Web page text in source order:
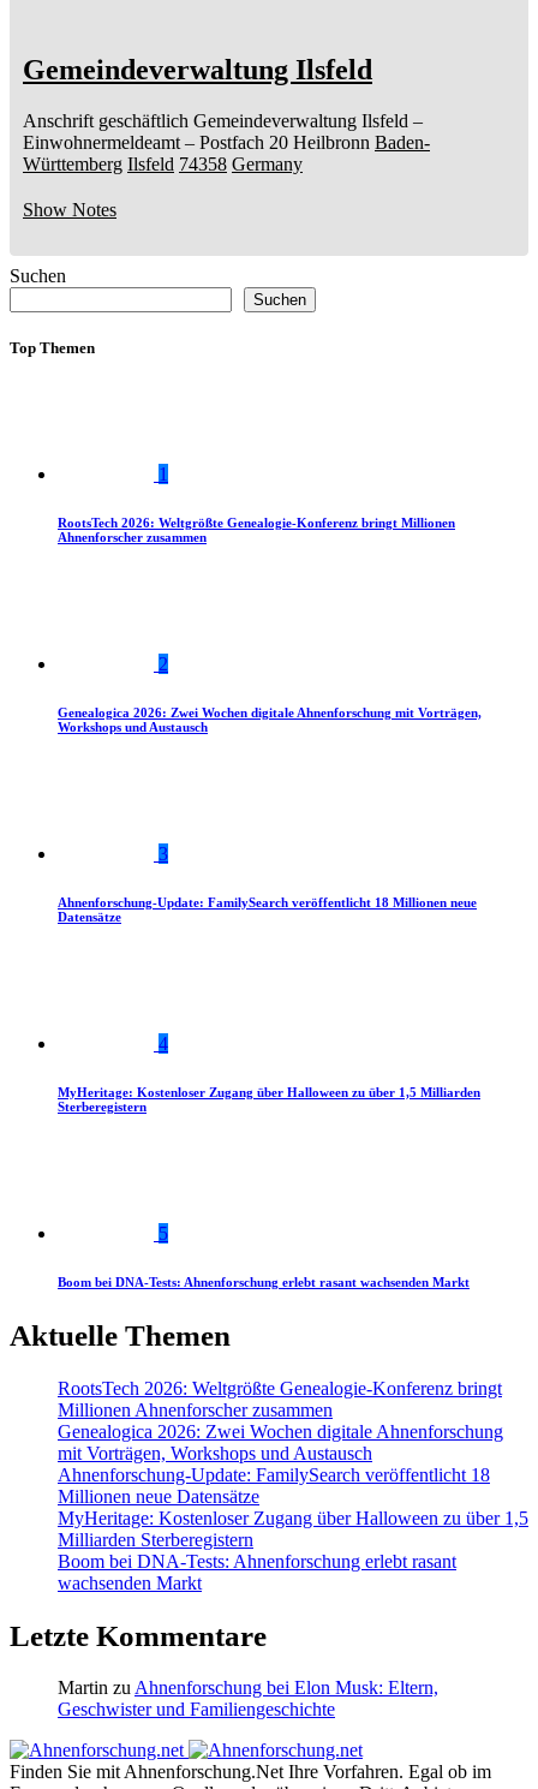
Gemeindeverwaltung Ilsfeld
Anschrift geschäftlich Gemeindeverwaltung Ilsfeld –
Einwohnermeldeamt – Postfach 20 Heilbronn Baden-
Württemberg Ilsfeld 74358 Germany
Show Notes
Suchen
Suchen
Top Themen
1
RootsTech 2026: Weltgrößte Genealogie-Konferenz bringt Millionen
Ahnenforscher zusammen
2
Genealogica 2026: Zwei Wochen digitale Ahnenforschung mit Vorträgen,
Workshops und Austausch
3
Ahnenforschung-Update: FamilySearch veröffentlicht 18 Millionen neue
Datensätze
4
MyHeritage: Kostenloser Zugang über Halloween zu über 1,5 Milliarden
Sterberegistern
5
Boom bei DNA-Tests: Ahnenforschung erlebt rasant wachsenden Markt
Aktuelle Themen
RootsTech 2026: Weltgrößte Genealogie-Konferenz bringt
Millionen Ahnenforscher zusammen
Genealogica 2026: Zwei Wochen digitale Ahnenforschung
mit Vorträgen, Workshops und Austausch
Ahnenforschung-Update: FamilySearch veröffentlicht 18
Millionen neue Datensätze
MyHeritage: Kostenloser Zugang über Halloween zu über 1,5
Milliarden Sterberegistern
Boom bei DNA-Tests: Ahnenforschung erlebt rasant
wachsenden Markt
Letzte Kommentare
Martin zu Ahnenforschung bei Elon Musk: Eltern,
Geschwister und Familiengeschichte
Finden Sie mit Ahnenforschung.Net Ihre Vorfahren. Egal ob im